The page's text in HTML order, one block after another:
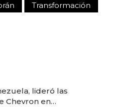
Transformación
lideró las
Chevron en